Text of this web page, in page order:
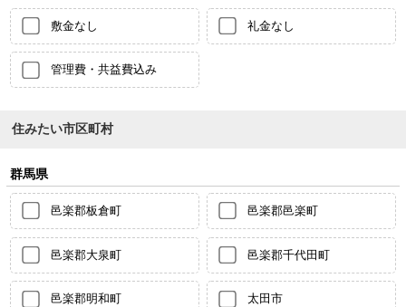
敷金なし 礼金なし
管理費・共益費込み
住みたい市区町村
群馬県
邑楽郡板倉町 邑楽郡邑楽町
邑楽郡大泉町 邑楽郡千代田町
邑楽郡明和町 太田市